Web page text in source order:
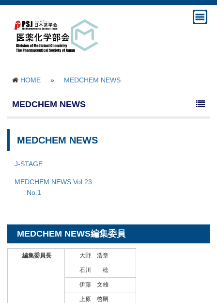
HOME » MEDCHEM NEWS
MEDCHEM NEWS
MEDCHEM NEWS
J-STAGE
MEDCHEM NEWS Vol.23
No.1
MEDCHEM NEWS編集委員
編集委員長 大野 浩章
石川 稔
伊藤 文雄
上原 啓嗣